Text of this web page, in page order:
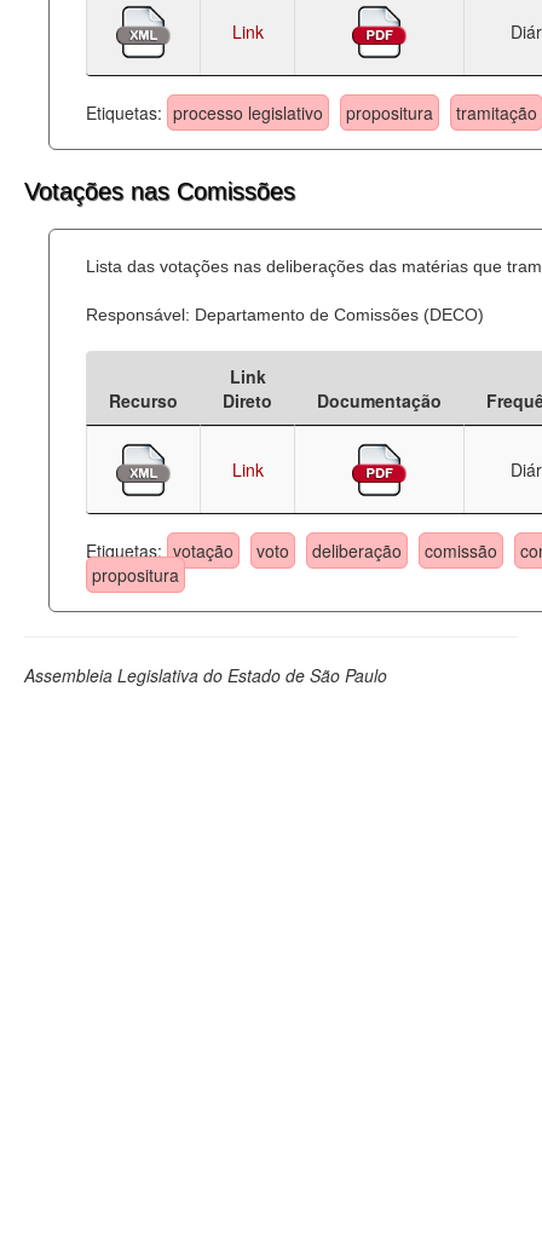
Link
Etiquetas: processo legislativo propositura tramitação
Votações nas Comissões
Lista das votações nas deliberações das matérias que
Responsável: Departamento de Comissões (DECO)
Recurso
Link
Direto
Documentação
Link
Etiquetas: votação voto deliberação comissão
propositura
Assembleia Legislativa do Estado de São Paulo